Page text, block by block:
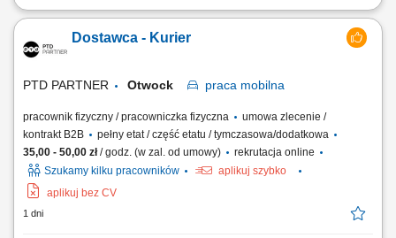
Zakres obowiązków Odbieranie i dostarczanie posiłków/zakupów;
Utrzymywanie dobrych relacji z klientami;
Dostawca - Kurier
PTD PARTNER Otwock praca mobilna
pracownik fizyczny / pracowniczka fizyczna
umowa zlecenie /
kontrakt B2B
pełny etat / część etatu / tymczasowa/dodatkowa
35,00 - 50,00 zł/ godz. (w zal. od umowy)
rekrutacja online
Szukamy kilku pracowników
aplikuj szybko
aplikuj bez CV
1 dni